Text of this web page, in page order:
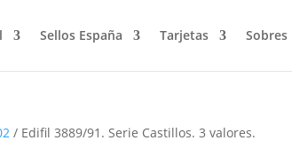
Sellos España Tarjetas Sobres
/ Edifil 3889/91. Serie Castillos. 3 valores.